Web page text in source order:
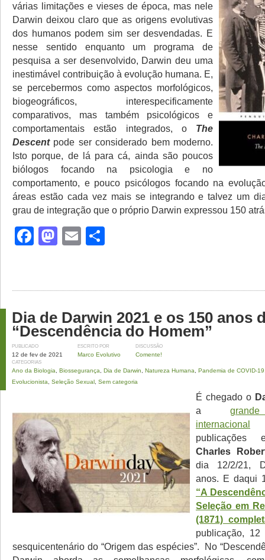
várias limitações e vieses de época, mas nele
Darwin deixou claro que as origens evolutivas
dos humanos podem sim ser desvendadas. E
nesse sentido enquanto um programa de
pesquisa a ser desenvolvido, Darwin deu uma
inestimável contribuição à evolução humana. E,
se percebermos como aspectos morfológicos,
biogeográficos, interespecificamente
comparativos, mas também psicológicos e
comportamentais estão integrados, o The
Descentpode ser considerado bem moderno.
Isto porque, de lá para cá, ainda são poucos
biólogos focando na psicologia e no
comportamento, e pouco psicólogos focando na
áreas estão cada vez mais se integrando e talvez um
grau de integração que o próprio Darwin expressou 150
Facebook
Mastodon
Email
Dia de Darwin 2021 e os 150 anos
“Descendência do Homem”
PUBLICADO
12 de fev de 2021
ESCRITO POR
Marco Evolutivo
DISCUSSÃO
Comente!
CATEGORIAS
Ano da Biologia Biossegurança Dia de Darwin Natureza Humana Pandemia de COVID-19
Evolucionista
Seleção Sexual Sem categoria
É chegado o
a
internacional
Charles
dia 12/2/21,
anos. E daqui
“A
Seleção em
(1871)
publicação,
sesquicentenário do “Origem das espécies”. No